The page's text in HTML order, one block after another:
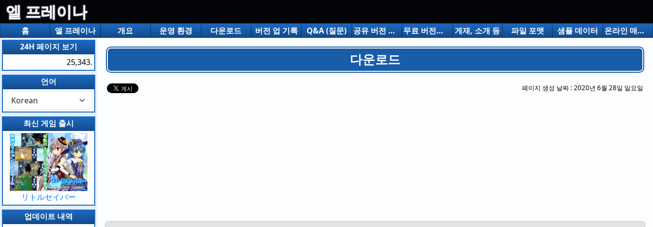
엘 프레이나
홈 엘 프레이나 개요 운영 환경 다운로드 버전 업 기록 Q&A (질문) 공유 버전 구입에 대해 무료 버전의 제한 게재, 소개 등 파일 포맷 샘플 데이터 온라인 매뉴얼
다운로드
페이지 생성 날짜 : 2020년 6월 28일 일요일
24H 페이지 보기
25,343.
언어
최신 게임 출시
リトルセイバー
업데이트 내역